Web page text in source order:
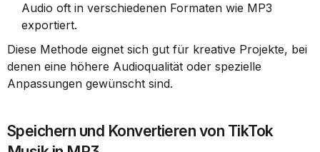
Audio oft in verschiedenen Formaten wie MP3
exportiert.
Diese Methode eignet sich gut für kreative Projekte, bei
denen eine höhere Audioqualität oder spezielle
Anpassungen gewünscht sind.
Speichern und Konvertieren von TikTok